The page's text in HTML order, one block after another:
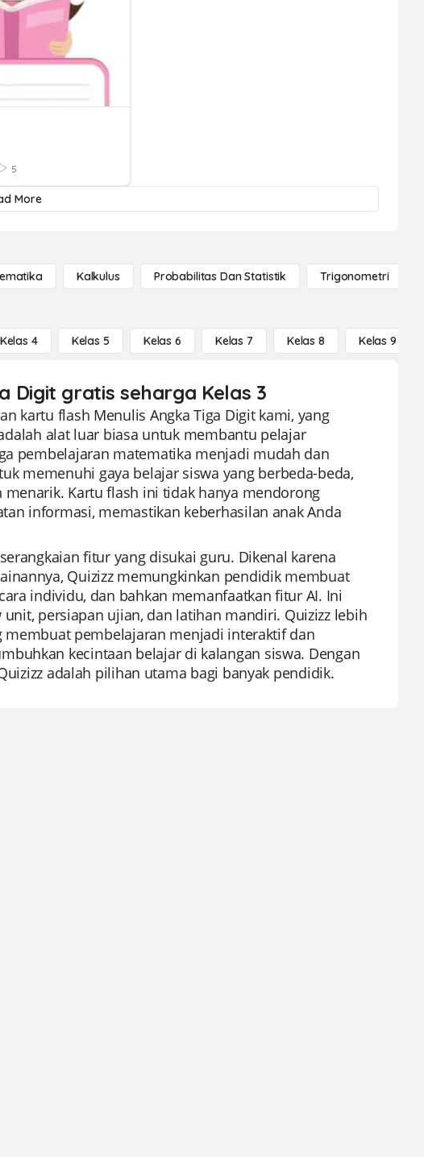
5
More
Kalkulus Probabilitas Dan Statistik Trigonometri
Kelas 4 Kelas 5 Kelas 6 Kelas 7 Kelas 8 Kelas 9
Digit gratis seharga Kelas 3
kartu flash Menulis Angka Tiga Digit kami, yang
alat luar biasa untuk membantu pelajar
pembelajaran matematika menjadi mudah dan
memenuhi gaya belajar siswa yang berbeda-beda,
Kartu flash ini tidak hanya mendorong
informasi, memastikan keberhasilan anak Anda
fitur yang disukai guru. Dikenal karena
Quizizz memungkinkan pendidik membuat
individu, dan bahkan memanfaatkan fitur AI. Ini
persiapan ujian, dan latihan mandiri. Quizizz lebih
pembelajaran menjadi interaktif dan
kecintaan belajar di kalangan siswa. Dengan
adalah pilihan utama bagi banyak pendidik.